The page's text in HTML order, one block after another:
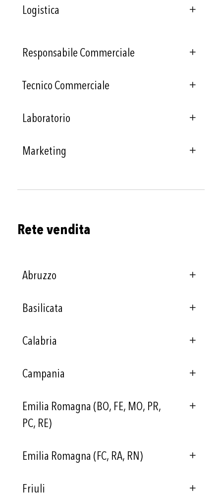
Logistica
Responsabile Commerciale
Tecnico Commerciale
Laboratorio
Marketing
Rete vendita
Abruzzo
Basilicata
Calabria
Campania
Emilia Romagna (BO, FE, MO, PR,
PC, RE)
Emilia Romagna (FC, RA, RN)
Friuli